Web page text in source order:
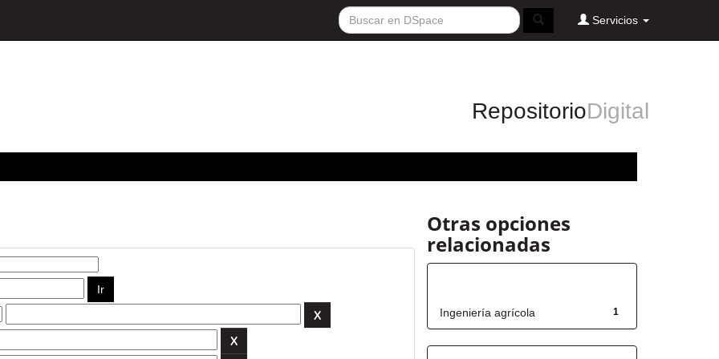
Servicios
RepositorioDigital
Otras opciones
relacionadas
1
Ingeniería agrícola